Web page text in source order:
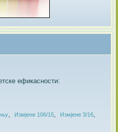
ефикасности:
, Измјене 106/15, Измјене 3/16,